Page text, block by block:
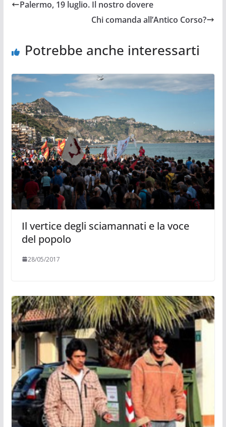
Palermo, 19 luglio. Il nostro dovere
Chi comanda all’Antico Corso?
Potrebbe anche interessarti
Il vertice degli sciamannati e la voce
del popolo
28/05/2017